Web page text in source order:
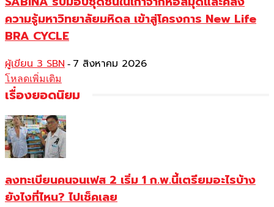
ความรู้มหาวิทยาลัยมหิดล เข้าสู่โครงการ New Life
BRA CYCLE
ผู้เขียน 3 SBN - 7 สิงหาคม 2026
โหลดเพิ่มเติม
เรื่องยอดนิยม
ลงทะเบียนคนจนเฟส 2 เริ่ม 1 ก.พ.นี้เตรียมอะไรบ้าง
ยังไงที่ไหน? ไปเช็คเลย